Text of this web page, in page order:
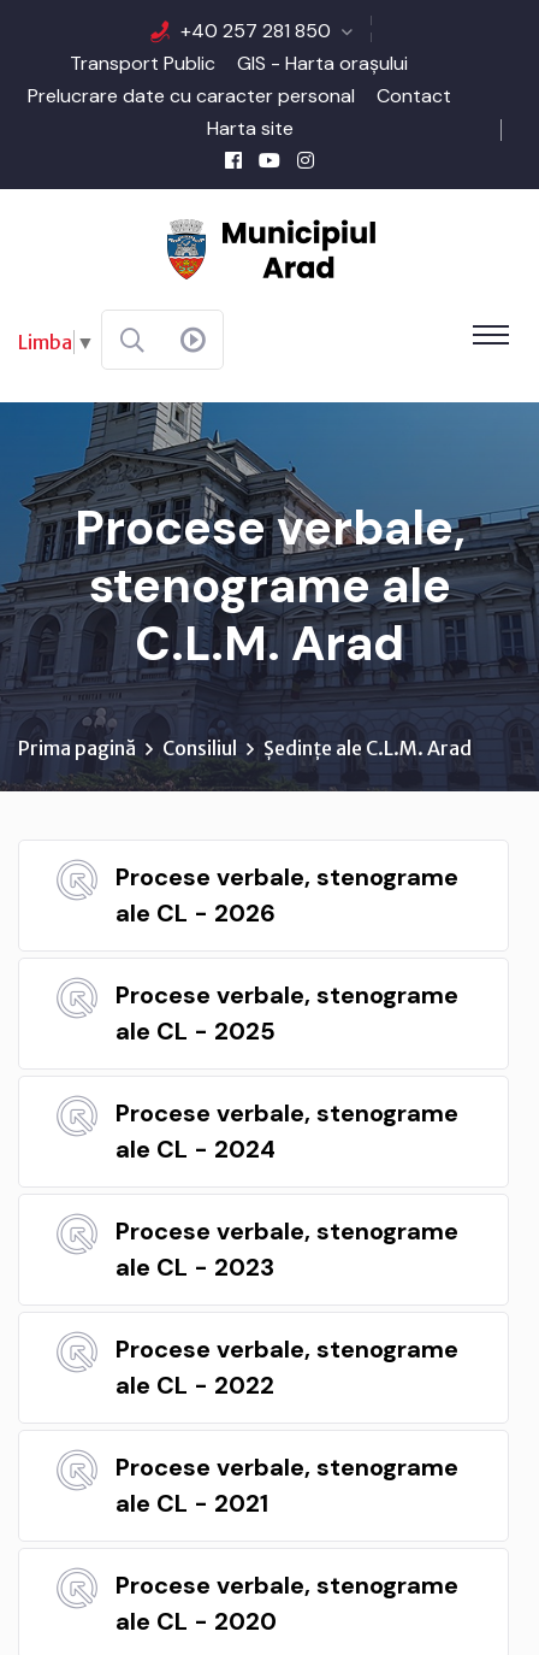
+40 257 281 850
Transport Public
GIS - Harta orașului
Prelucrare date cu caracter personal
Contact
Harta site
Limba ▼
Procese verbale,
stenograme ale
C.L.M. Arad
Prima pagină Consiliul Ședințe ale C.L.M. Arad
Procese verbale, stenograme
ale CL - 2026
Procese verbale, stenograme
ale CL - 2025
Procese verbale, stenograme
ale CL - 2024
Procese verbale, stenograme
ale CL - 2023
Procese verbale, stenograme
ale CL - 2022
Procese verbale, stenograme
ale CL - 2021
Procese verbale, stenograme
ale CL - 2020